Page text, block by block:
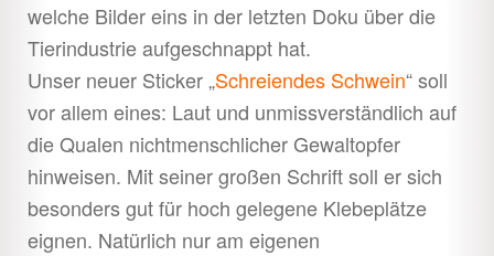
welche Bilder eins in der letzten Doku über die
Tierindustrie aufgeschnappt hat.
Unser neuer Sticker „Schreiendes Schwein“ soll
vor allem eines: Laut und unmissverständlich auf
die Qualen nichtmenschlicher Gewaltopfer
hinweisen. Mit seiner großen Schrift soll er sich
besonders gut für hoch gelegene Klebeplätze
eignen. Natürlich nur am eigenen